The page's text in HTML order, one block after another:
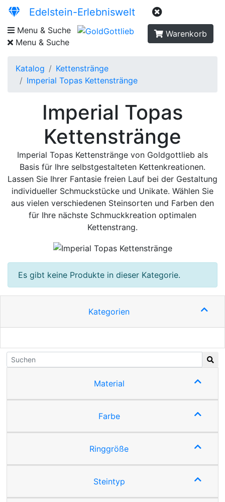
Edelstein-Erlebniswelt
Menu & Suche
Menu & Suche
Warenkorb
Katalog
Kettenstränge
Imperial Topas Kettenstränge
Imperial Topas
Kettenstränge
Imperial Topas Kettenstränge von Goldgottlieb als
Basis für Ihre selbstgestalteten Kettenkreationen.
Lassen Sie Ihrer Fantasie freien Lauf bei der Gestaltung
individueller Schmuckstücke und Unikate. Wählen Sie
aus vielen verschiedenen Steinsorten und Farben den
für Ihre nächste Schmuckkreation optimalen
Kettenstrang.
Es gibt keine Produkte in dieser Kategorie.
Kategorien
Material
Farbe
Ringgröße
Steintyp